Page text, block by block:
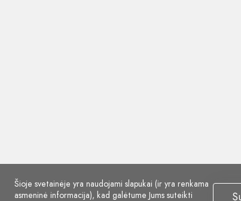
Šioje svetainėje yra naudojami slapukai (ir yra renkama
asmeninė informacija), kad galėtume Jums suteikti